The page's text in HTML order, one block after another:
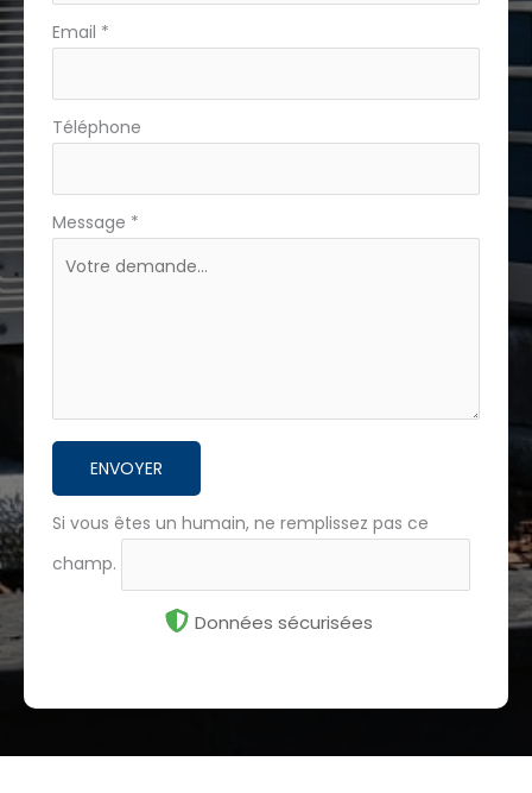
Email *
Téléphone
Message *
ENVOYER
Si vous êtes un humain, ne remplissez pas ce
champ.
Données sécurisées